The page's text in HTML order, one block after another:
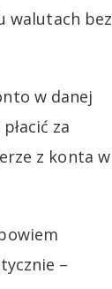
walutach bez
w danej
za
z konta w
–